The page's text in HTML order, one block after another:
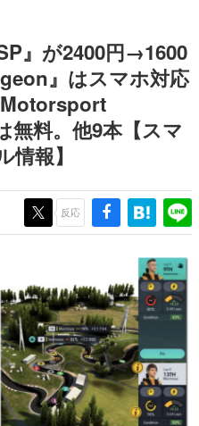
の方々に製作時のエピソードをお
けない。『赫本』は、〈試験問題〉
説集です。
ム市場を担う若きクリエイター達
ち
けた作家さんに取材し、ゲームが
ム産業史
における主要なトピック・タイト
者へのインタビューや識者による
歴史が一望できる決定版！
ームクリエイターの青春〜
』等で知られるマンガ家・田中圭
レポートマンガです。
』が2400円→1600
』はスマホ対応
料。他9本【スマ
報】
反応